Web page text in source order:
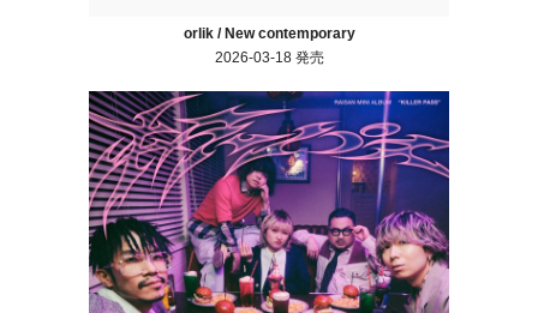
orlik / New contemporary
2026-03-18 発売